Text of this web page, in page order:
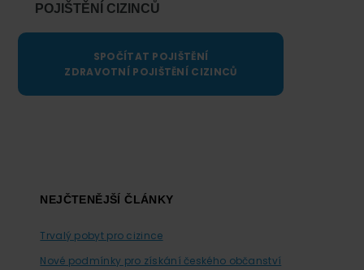
POJIŠTĚNÍ CIZINCŮ
SPOČÍTAT POJIŠTĚNÍ
ZDRAVOTNÍ POJIŠTĚNÍ CIZINCŮ
FooterNEJČTENĚJŠÍ ČLÁNKY
Trvalý pobyt pro cizince
Nové podmínky pro získání českého občanství